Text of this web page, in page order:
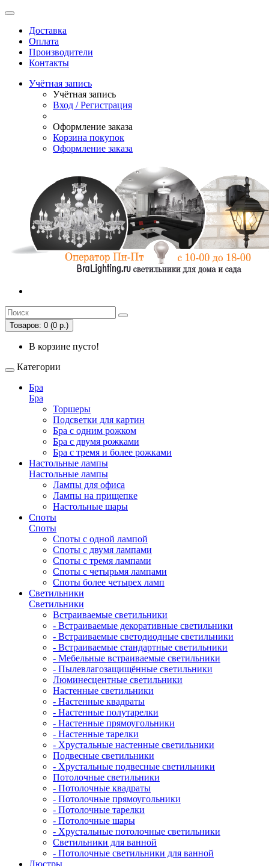
Доставка
Оплата
Производители
Контакты
Учётная запись
Учётная запись
Вход / Регистрация
Оформление заказа
Корзина покупок
Оформление заказа
Товаров: 0 (0 р.)
В корзине пусто!
Категории
Бра
Бра
Торшеры
Подсветки для картин
Бра с одним рожком
Бра с двумя рожками
Бра с тремя и более рожками
Настольные лампы
Настольные лампы
Лампы для офиса
Лампы на прищепке
Настольные шары
Споты
Споты
Споты с одной лампой
Споты с двумя лампами
Споты с тремя лампами
Споты с четырьмя лампами
Споты более четырех ламп
Светильники
Светильники
Встраиваемые светильники
- Встраиваемые декоративные светильники
- Встраиваемые светодиодные светильники
- Встраиваемые стандартные светильники
- Мебельные встраиваемые светильники
- Пылевлагозащищённые светильники
Люминесцентные светильники
Настенные светильники
- Настенные квадраты
- Настенные полутарелки
- Настенные прямоугольники
- Настенные тарелки
- Хрустальные настенные светильники
Подвесные светильники
- Хрустальные подвесные светильники
Потолочные светильники
- Потолочные квадраты
- Потолочные прямоугольники
- Потолочные тарелки
- Потолочные шары
- Хрустальные потолочные светильники
Светильники для ванной
- Потолочные светильники для ванной
Люстры